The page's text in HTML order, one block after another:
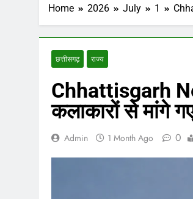
Home 2026 July 1
छत्तीसगढ़ राज्य
Chhattisgarh
कलाकारों से मांगे
Admin 1 Month Ago 0